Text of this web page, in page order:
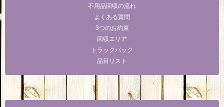
不用品回収の流れ
よくある質問
3つのお約束
回収エリア
トラックパック
品目リスト